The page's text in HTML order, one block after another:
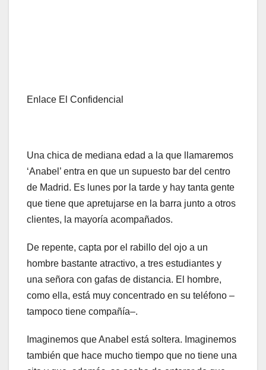
Enlace El Confidencial
Una chica de mediana edad a la que llamaremos
‘Anabel’ entra en que un supuesto bar del centro
de Madrid. Es lunes por la tarde y hay tanta gente
que tiene que apretujarse en la barra junto a otros
clientes, la mayoría acompañados.
De repente, capta por el rabillo del ojo a un
hombre bastante atractivo, a tres estudiantes y
una señora con gafas de distancia. El hombre,
como ella, está muy concentrado en su teléfono –
tampoco tiene compañía–.
Imaginemos que Anabel está soltera. Imaginemos
también que hace mucho tiempo que no tiene una